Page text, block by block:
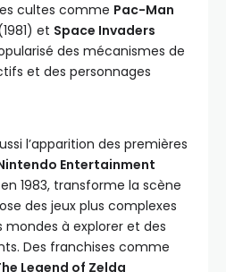
cultes comme Pac-Man
et Space Invaders
des mécanismes de
et des personnages
l’apparition des premières
Entertainment
1983, transforme la scène
des jeux plus complexes
mondes à explorer et des
Des franchises comme
Legend of Zelda